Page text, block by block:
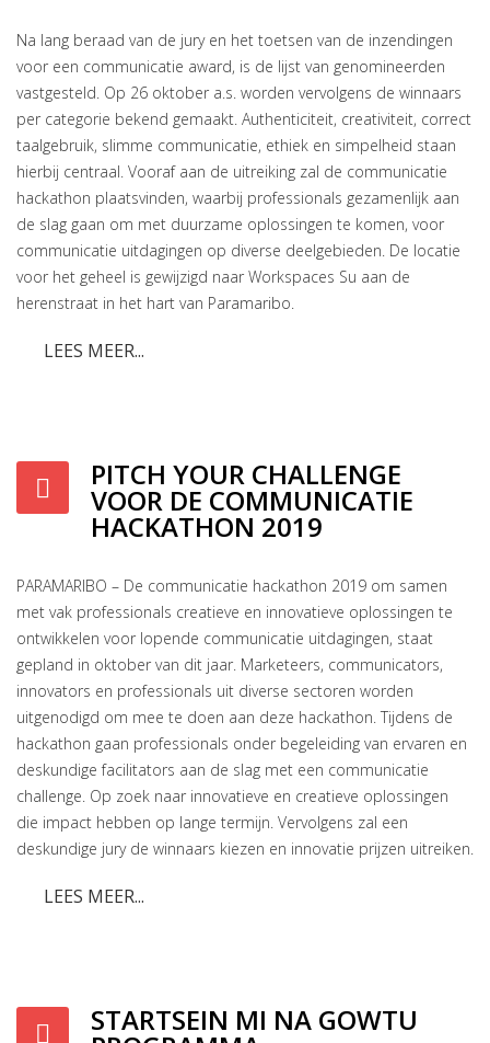
Na lang beraad van de jury en het toetsen van de inzendingen
voor een communicatie award, is de lijst van genomineerden
vastgesteld. Op 26 oktober a.s. worden vervolgens de winnaars
per categorie bekend gemaakt. Authenticiteit, creativiteit, correct
taalgebruik, slimme communicatie, ethiek en simpelheid staan
hierbij centraal. Vooraf aan de uitreiking zal de communicatie
hackathon plaatsvinden, waarbij professionals gezamenlijk aan
de slag gaan om met duurzame oplossingen te komen, voor
communicatie uitdagingen op diverse deelgebieden. De locatie
voor het geheel is gewijzigd naar Workspaces Su aan de
herenstraat in het hart van Paramaribo.
LEES MEER...
PITCH YOUR CHALLENGE
VOOR DE COMMUNICATIE
HACKATHON 2019
PARAMARIBO – De communicatie hackathon 2019 om samen
met vak professionals creatieve en innovatieve oplossingen te
ontwikkelen voor lopende communicatie uitdagingen, staat
gepland in oktober van dit jaar. Marketeers, communicators,
innovators en professionals uit diverse sectoren worden
uitgenodigd om mee te doen aan deze hackathon. Tijdens de
hackathon gaan professionals onder begeleiding van ervaren en
deskundige facilitators aan de slag met een communicatie
challenge. Op zoek naar innovatieve en creatieve oplossingen
die impact hebben op lange termijn. Vervolgens zal een
deskundige jury de winnaars kiezen en innovatie prijzen uitreiken.
LEES MEER...
STARTSEIN MI NA GOWTU